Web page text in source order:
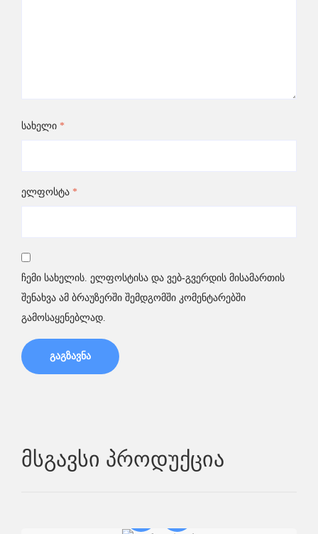
სახელი *
ელფოსტა *
ჩემი სახელის. ელფოსტისა და ვებ-გვერდის მისამართის
შენახვა ამ ბრაუზერში შემდგომში კომენტარებში
გამოსაყენებლად.
Მსგავსი Პროდუქცია